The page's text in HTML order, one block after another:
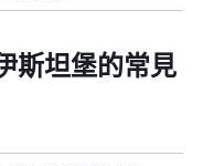
斯坦堡的常見